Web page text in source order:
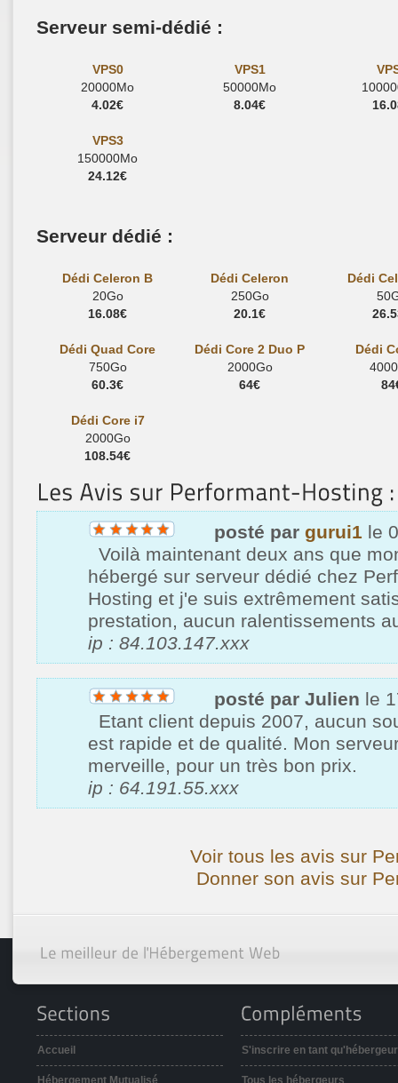
Serveur semi-dédié :
VPS0
20000Mo
4.02€
VPS1
50000Mo
8.04€
VPS3
150000Mo
24.12€
Serveur dédié :
Dédi Celeron B
20Go
16.08€
Dédi Celeron
250Go
20.1€
Dédi
Dédi Quad Core
750Go
60.3€
Dédi Core 2 Duo P
2000Go
64€
Dédi
Dédi Core i7
2000Go
108.54€
posté par gurui1 le
Voilà maintenant deux ans que
hébergé sur serveur dédié chez
Hosting et j'e suis extrêmement
prestation, aucun ralentissements
ip : 84.103.147.xxx
posté par Julien le
Etant client depuis 2007, aucun
est rapide et de qualité. Mon
merveille, pour un très bon prix.
ip : 64.191.55.xxx
Voir tous les avis sur
Donner son avis sur
Accueil
Hébergement Mutualisé
S'inscrire en tant qu'hébergeur
Tous les hébergeurs